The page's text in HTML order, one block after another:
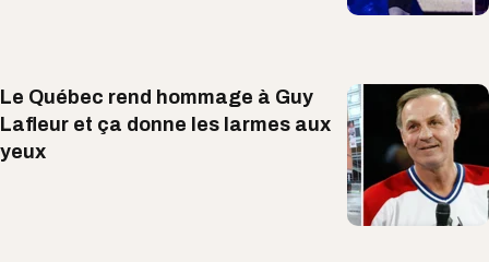
Le Québec rend hommage à Guy
Lafleur et ça donne les larmes aux
yeux